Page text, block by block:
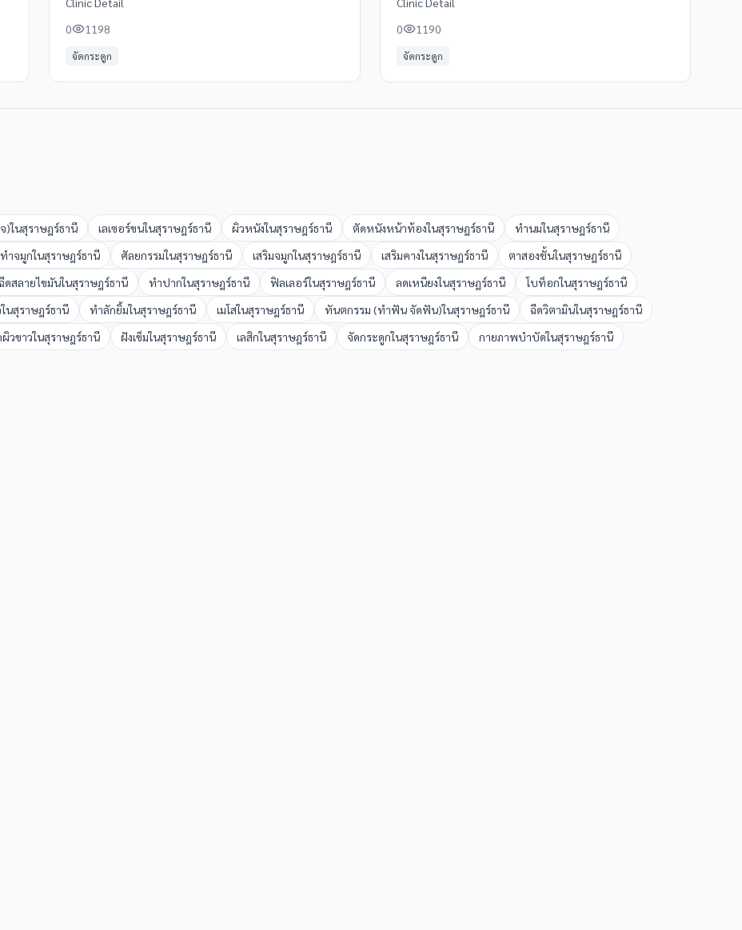
0
1198
จัดกระดูก
0
1190
จัดกระดูก
)ในสุราษฎร์ธานี เลเซอร์ขนในสุราษฎร์ธานี ผิวหนังในสุราษฎร์ธานี ตัดหนังหน้าท้องในสุราษฎร์ธานี ทำนมในสุราษฎร์ธานี
ทำจมูกในสุราษฎร์ธานี ศัลยกรรมในสุราษฎร์ธานี เสริมจมูกในสุราษฎร์ธานี เสริมคางในสุราษฎร์ธานี ตาสองชั้นในสุราษฎร์ธานี
ฉีดสลายไขมันในสุราษฎร์ธานี ทำปากในสุราษฎร์ธานี ฟิลเลอร์ในสุราษฎร์ธานี ลดเหนียงในสุราษฎร์ธานี โบท็อกในสุราษฎร์ธานี
ในสุราษฎร์ธานี ทำลักยิ้มในสุราษฎร์ธานี เมโสในสุราษฎร์ธานี ทันตกรรม (ทำฟัน จัดฟัน)ในสุราษฎร์ธานี ฉีดวิตามินในสุราษฎร์ธานี
ผิวขาวในสุราษฎร์ธานี ฝังเข็มในสุราษฎร์ธานี เลสิกในสุราษฎร์ธานี จัดกระดูกในสุราษฎร์ธานี กายภาพบำบัดในสุราษฎร์ธานี